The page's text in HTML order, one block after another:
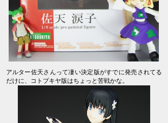
アルター佐天さんって凄い決定版がすでに発売されてる
だけに、コトブキヤ版はちょっと苦戦かな。